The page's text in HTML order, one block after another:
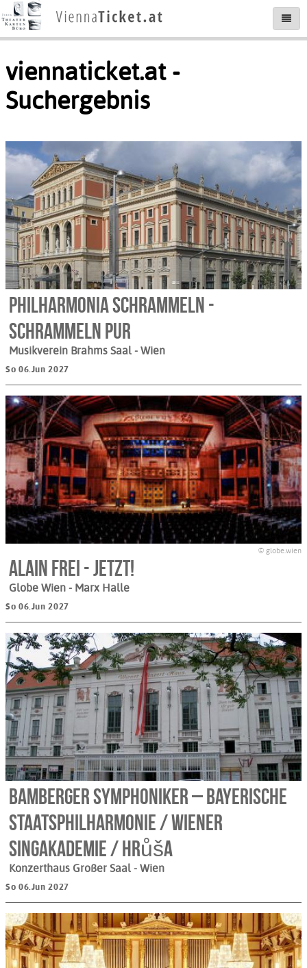
viennaticket.at -
Suchergebnis
Philharmonia Schrammeln -
Schrammeln pur
Musikverein Brahms Saal - Wien
So 06.Jun 2027
© globe.wien
Alain Frei - JETZT!
Globe Wien - Marx Halle
So 06.Jun 2027
Bamberger Symphoniker – Bayerische
Staatsphilharmonie / Wiener
Singakademie / Hrůša
Konzerthaus Großer Saal - Wien
So 06.Jun 2027